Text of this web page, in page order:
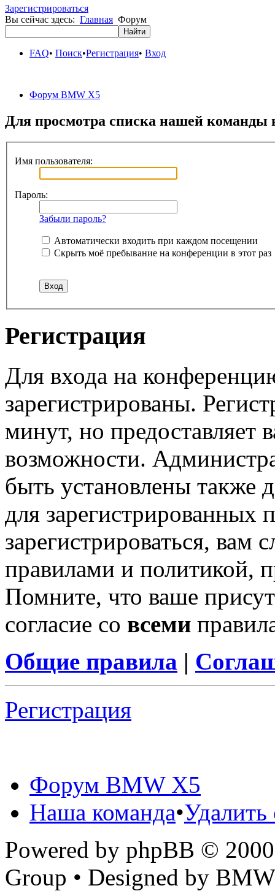
Зарегистрироваться
Вы сейчас здесь: Главная Форум
FAQ• Поиск•Регистрация• Вход
Форум BMW X5
Для просмотра списка нашей
Имя пользователя:
Пароль:
Забыли пароль?
Автоматически входить при каждом посещении
Скрыть моё пребывание на конференции в этот раз
Регистрация
Для входа на
зарегистрированы.
минут, но предоставляет
возможности.
быть установлены также
для зарегистрированных
зарегистрироваться, вам
правилами и политикой,
Помните, что ваше
согласие со всеми
Общие правила |
Регистрация
Форум BMW X5
Наша команда•
Powered by phpBB ©
Group • Designed by